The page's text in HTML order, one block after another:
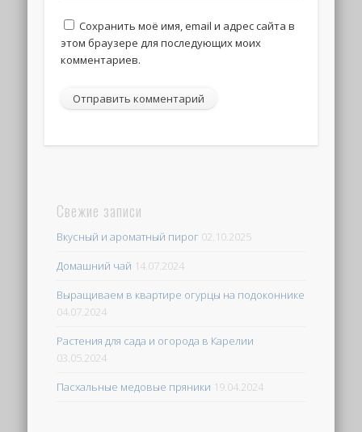
Сохранить моё имя, email и адрес сайта в
этом браузере для последующих моих
комментариев.
Свежие записи
Вкусный и ароматный пирог 02.10.2025
Домашний чай 14.07.2024
Выращиваем в квартире огурцы на подоконнике
04.07.2024
Растения для сада и огорода в Карелии
03.05.2024
Пасхальные медовые пряники 19.04.2024